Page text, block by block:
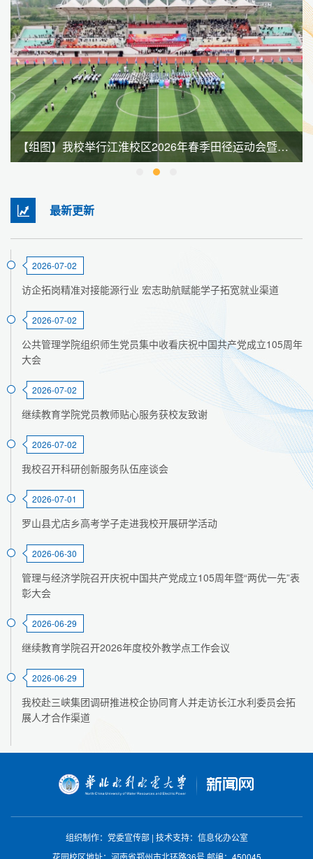
【组图】我校举行江淮校区2026年春季田径运动会暨全民健身大会
最新更新
2026-07-02
访企拓岗精准对接能源行业 宏志助航赋能学子拓宽就业渠道
2026-07-02
公共管理学院组织师生党员集中收看庆祝中国共产党成立105周年
大会
2026-07-02
继续教育学院党员教师贴心服务获校友致谢
2026-07-02
我校召开科研创新服务队伍座谈会
2026-07-01
罗山县尤店乡高考学子走进我校开展研学活动
2026-06-30
管理与经济学院召开庆祝中国共产党成立105周年暨“两优一先”表
彰大会
2026-06-29
继续教育学院召开2026年度校外教学点工作会议
2026-06-29
我校赴三峡集团调研推进校企协同育人并走访长江水利委员会拓
展人才合作渠道
组织制作：党委宣传部 | 技术支持：信息化办公室
花园校区地址：河南省郑州市北环路36号 邮编：450045